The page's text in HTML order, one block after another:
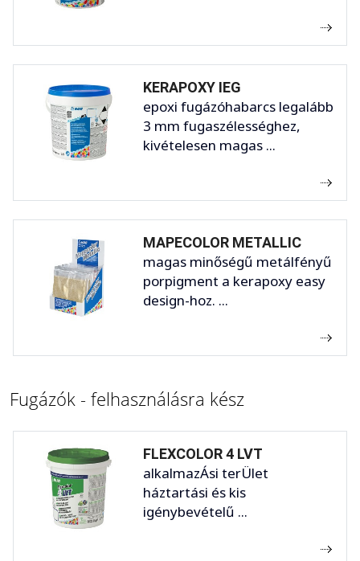
KERAPOXY IEG
epoxi fugázóhabarcs legalább
3 mm fugaszélességhez,
kivételesen magas ...
MAPECOLOR METALLIC
magas minőségű metálfényű
porpigment a kerapoxy easy
design-hoz. ...
Fugázók - felhasználásra kész
FLEXCOLOR 4 LVT
alkalmazÁsi terÜlet
háztartási és kis
igénybevételű ...